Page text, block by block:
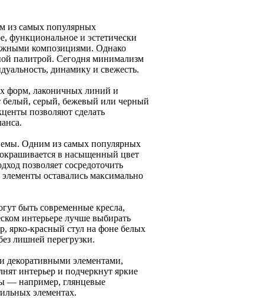
из самых популярных
функциональное и эстетически
композициями. Однако
палитрой. Сегодня минимализм
динамику и свежесть.
форм, лаконичных линий и
белый, серый, бежевый или черный
позволяют сделать
Одним из самых популярных
в насыщенный цвет
позволяет сосредоточить
оставались максимально
быть современные кресла,
интерьере лучше выбирать
ярко-красный стул на фоне белых
лишней перегрузки.
декоративными элементами,
интерьер и подчеркнут яркие
— например, глянцевые
элементах.